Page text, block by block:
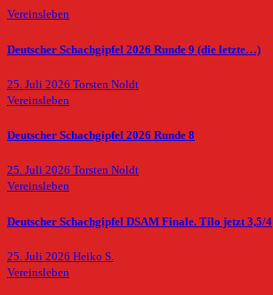
Vereinsleben
Deutscher Schachgipfel 2026 Runde 9 (die letzte…)
25. Juli 2026 Torsten Noldt
Vereinsleben
Deutscher Schachgipfel 2026 Runde 8
25. Juli 2026 Torsten Noldt
Vereinsleben
Deutscher Schachgipfel DSAM Finale. Tilo jetzt 3,5/4
25. Juli 2026 Heiko S.
Vereinsleben